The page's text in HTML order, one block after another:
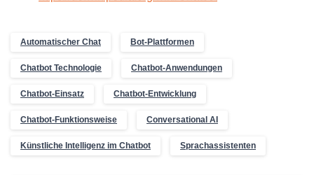
Automatischer Chat Bot-Plattformen
Chatbot Technologie Chatbot-Anwendungen
Chatbot-Einsatz Chatbot-Entwicklung
Chatbot-Funktionsweise Conversational AI
Künstliche Intelligenz im Chatbot Sprachassistenten